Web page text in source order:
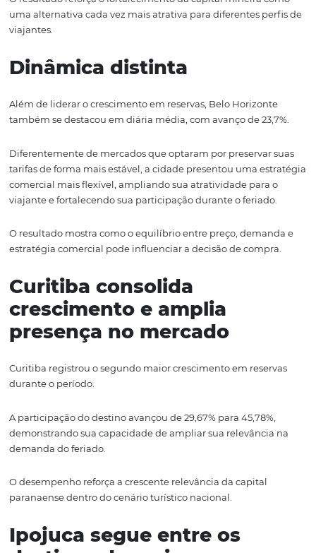
Belo Horizonte registra o
maior avanço do período
A capital mineira foi o destino com maior crescimento
reservas durante o feriado de Corpus Christi.
Sua participação passou de 28,66% em 2025 para
2026, consolidando o melhor desempenho entre os
analisados.
O resultado reforça o fortalecimento da capital mineira
uma alternativa cada vez mais atrativa para diferentes
Dinâmica distinta
também se destacou em diária média, com avanço de
Diferentemente de mercados que optaram por
tarifas de forma mais estável, a cidade presentou uma
comercial mais flexível, ampliando sua atratividade
estratégia comercial pode influenciar a decisão de